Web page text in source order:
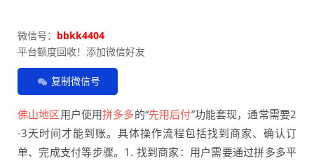
微信号： bbkk4404
平台额度回收！添加微信好友
复制微信号
佛山地区用户使用拼多多的“先用后付”功能套现，通常需要2
-3天时间才能到账。具体操作流程包括找到商家、确认订
单、完成支付等步骤。1. 找到商家：用户需要通过拼多多平